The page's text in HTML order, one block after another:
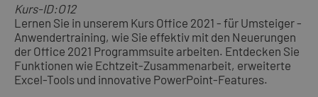
Kurs-ID:O12
Lernen Sie in unserem Kurs Office 2021 - für Umsteiger -
Anwendertraining, wie Sie effektiv mit den Neuerungen
der Office 2021 Programmsuite arbeiten. Entdecken Sie
Funktionen wie Echtzeit-Zusammenarbeit, erweiterte
Excel-Tools und innovative PowerPoint-Features.